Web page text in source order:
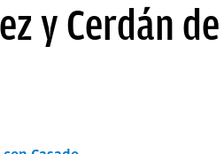
y Cerdán de